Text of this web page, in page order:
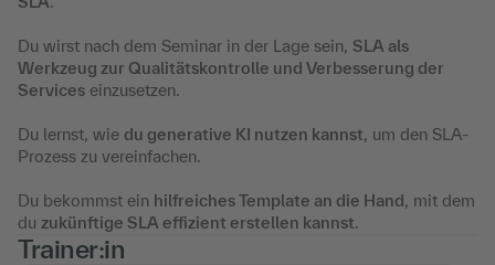
Du wirst nach dem Seminar in der Lage sein, SLA als
Werkzeug zur Qualitätskontrolle und Verbesserung der
Services einzusetzen.
Du lernst, wie du generative KI nutzen kannst, um den SLA-
Prozess zu vereinfachen.
Du bekommst ein hilfreiches Template an die Hand, mit dem
du zukünftige SLA effizient erstellen kannst.
Trainer:in